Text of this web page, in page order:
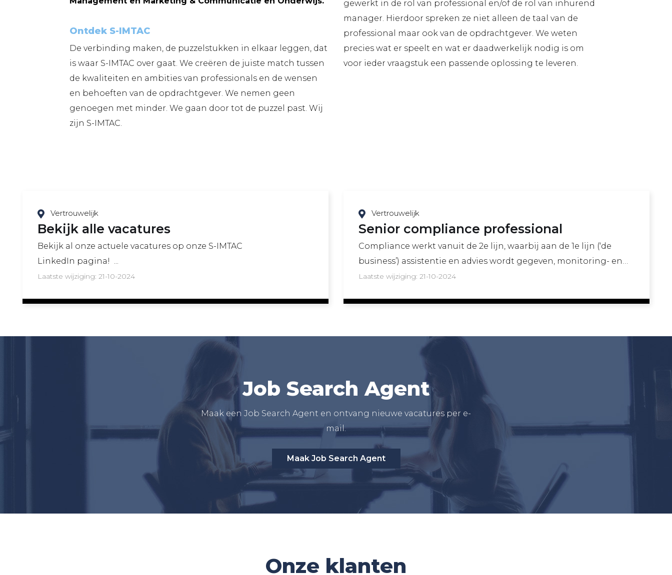
Ontdek S-IMTAC
De verbinding maken, de puzzelstukken in elkaar leggen, dat
is waar S-IMTAC over gaat. We creëren de juiste match tussen
de kwaliteiten en ambities van professionals en de wensen
en behoeften van de opdrachtgever. We nemen geen
genoegen met minder. We gaan door tot de puzzel past. Wij
zijn S-IMTAC.
gewerkt in de rol van professional en/of de rol van inhurend
manager. Hierdoor spreken ze niet alleen de taal van de
professional maar ook van de opdrachtgever. We weten
precies wat er speelt en wat er daadwerkelijk nodig is om
voor ieder vraagstuk een passende oplossing te leveren.
Vertrouwelijk
Bekijk alle vacatures
Bekijk al onze actuele vacatures op onze S-IMTAC
LinkedIn pagina! ...
Laatste wijziging: 21-10-2024
Vertrouwelijk
Senior compliance professional
Compliance werkt vanuit de 2e lijn, waarbij aan de 1e lijn (‘de
business’) assistentie en advies wordt gegeven, monitoring- en
and...
Laatste wijziging: 21-10-2024
Job Search Agent
Maak een Job Search Agent en ontvang nieuwe vacatures per e-
mail.
Maak Job Search Agent
Onze klanten